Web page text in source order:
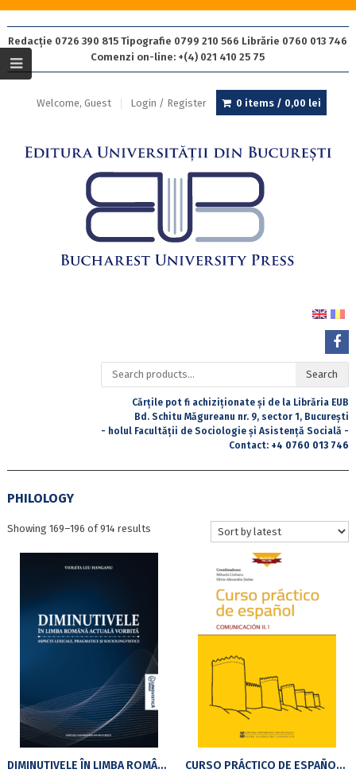
Redacție 0726 390 815 Tipografie 0799 210 566 Librărie 0760 013 746
Comenzi on-line: +(4) 021 410 25 75
Welcome, Guest Login / Register 0 items / 0,00 lei
Search
for:
Search
Cărțile pot fi achiziționate și de la Librăria EUB
Bd. Schitu Măgureanu nr. 9, sector 1, București
- holul Facultății de Sociologie și Asistență Socială -
Contact: +4 0760 013 746
PHILOLOGY
Showing 169–196 of 914 resultsSorted
DIMINUTIVELE ÎN LIMBA ROMÂNĂ ACTUALĂ VORBITĂ. ASPECTE LEXICALE, PRAGMATICE ȘI SOCIOLINGVISTICE CURSO PRÁCTICO DE ESPAÑOL. COMUNICACIÓN II.1